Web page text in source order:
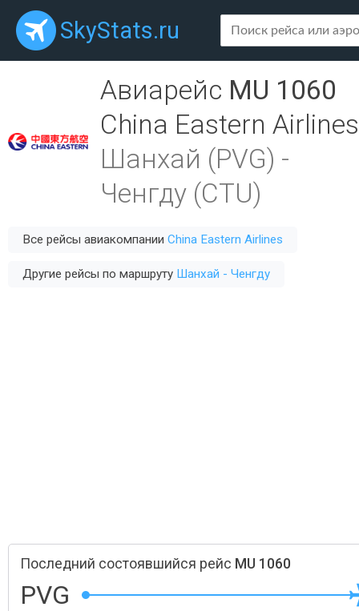
SkyStats.ru
Авиарейс MU 1060
China Eastern Airlines
Шанхай (PVG) -
Ченгду (CTU)
Все рейсы авиакомпании China Eastern Airlines
Другие рейсы по маршруту Шанхай - Ченгду
Последний состоявшийся рейс MU 1060
PVG